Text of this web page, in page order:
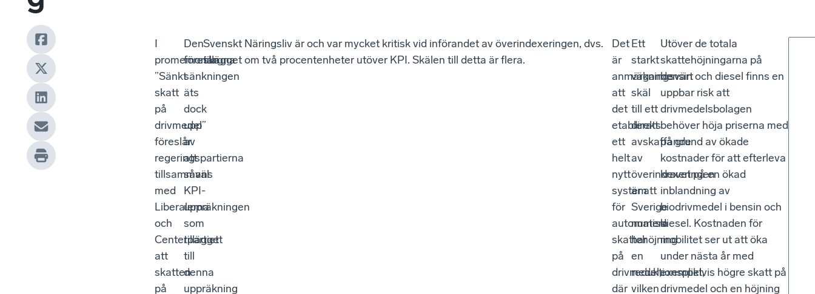
I
promemorian
”Sänkt
skatt
på
drivmedel”
föreslår
regeringspartierna
tillsammans
med
Liberalerna
och
Centerpartiet
att
skatten
på
Den
föreslagna
sänkningen
äts
dock
upp
av
att
såväl
KPI-
uppräkningen
som
tillägget
till
denna
uppräkning
Svenskt Näringsliv är och var mycket kritisk vid införandet av överindexeringen, dvs.
tillägget om två procentenheter utöver KPI. Skälen till detta är flera.
Det
är
anmärkningsvärt
att
det
etablerats
ett
helt
nytt
system
för
automatisk
skattehöjning
på
drivmedel,
där
Ett
starkt
vägande
skäl
till ett
direkt
avskaffande
av
överindexeringen
är att
Sverige
numera
har
en
reduktionsplikt,
vilken
Utöver de totala
skattehöjningarna på
bensin och diesel finns en
uppbar risk att
drivmedelsbolagen
behöver höja priserna med
på grund av ökade
kostnader för att efterleva
kravet på en ökad
inblandning av
biodrivmedel i bensin och
diesel. Kostnaden för
mobilitet ser ut att öka
under nästa år med
exempelvis högre skatt på
drivmedel och en höjning